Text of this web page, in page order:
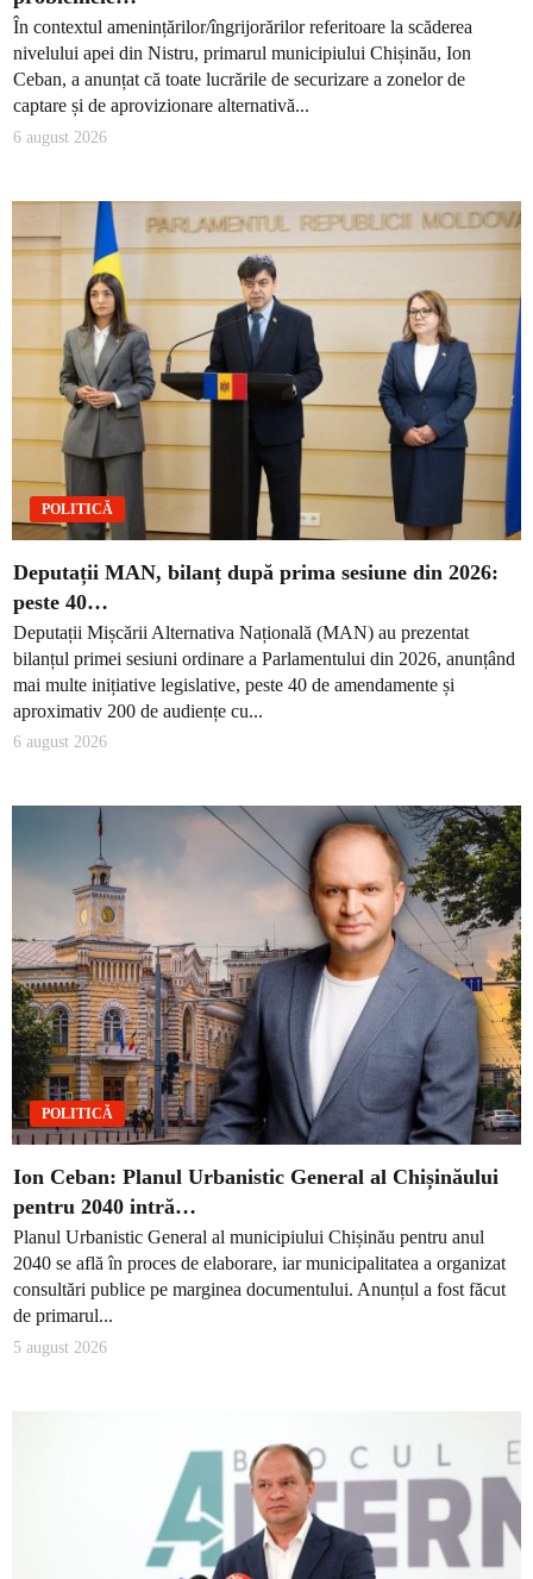
În contextul amenințărilor/îngrijorărilor referitoare la scăderea
nivelului apei din Nistru, primarul municipiului Chișinău, Ion
Ceban, a anunțat că toate lucrările de securizare a zonelor de
captare și de aprovizionare alternativă...
6 august 2026
POLITICĂ
Deputații MAN, bilanț după prima sesiune din 2026:
peste 40…
Deputații Mișcării Alternativa Națională (MAN) au prezentat
bilanțul primei sesiuni ordinare a Parlamentului din 2026, anunțând
mai multe inițiative legislative, peste 40 de amendamente și
aproximativ 200 de audiențe cu...
6 august 2026
POLITICĂ
Ion Ceban: Planul Urbanistic General al Chișinăului
pentru 2040 intră…
Planul Urbanistic General al municipiului Chișinău pentru anul
2040 se află în proces de elaborare, iar municipalitatea a organizat
consultări publice pe marginea documentului. Anunțul a fost făcut
de primarul...
5 august 2026